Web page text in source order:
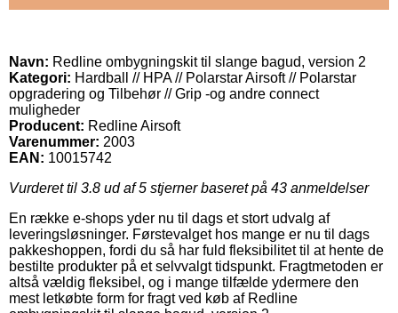
Navn: Redline ombygningskit til slange bagud, version 2
Kategori: Hardball // HPA // Polarstar Airsoft // Polarstar
opgradering og Tilbehør // Grip -og andre connect
muligheder
Producent: Redline Airsoft
Varenummer: 2003
EAN: 10015742
Vurderet til 3.8 ud af 5 stjerner baseret på 43 anmeldelser
En række e-shops yder nu til dags et stort udvalg af
leveringsløsninger. Førstevalget hos mange er nu til dags
pakkeshoppen, fordi du så har fuld fleksibilitet til at hente de
bestilte produkter på et selvvalgt tidspunkt. Fragtmetoden er
altså vældig fleksibel, og i mange tilfælde ydermere den
mest letkøbte form for fragt ved køb af Redline